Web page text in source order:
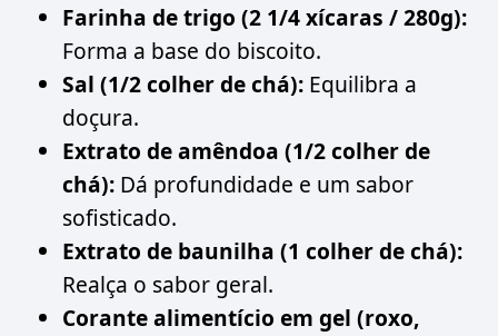
Farinha de trigo (2 1/4 xícaras / 280g):
Forma a base do biscoito.
Sal (1/2 colher de chá): Equilibra a
doçura.
Extrato de amêndoa (1/2 colher de
chá): Dá profundidade e um sabor
sofisticado.
Extrato de baunilha (1 colher de chá):
Realça o sabor geral.
Corante alimentício em gel (roxo,